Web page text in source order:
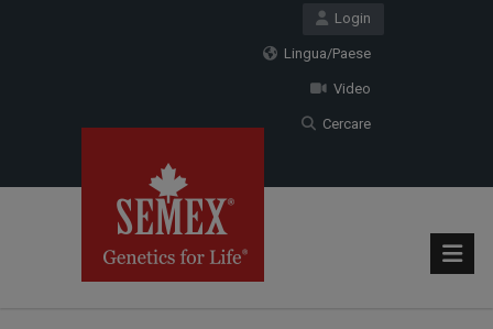
Login
Lingua/Paese
Video
Cercare